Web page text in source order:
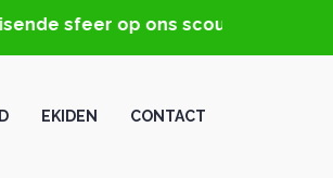
sfeer op ons scoutsterrein!
EKIDEN CONTACT